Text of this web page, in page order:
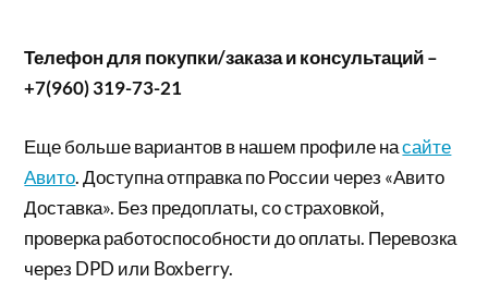
Телефон для покупки/заказа и консультаций –
+7(960) 319-73-21
Еще больше вариантов в нашем профиле насайте
Авито. Доступна отправка по России через «Авито
Доставка». Без предоплаты, со страховкой,
проверка работоспособности до оплаты. Перевозка
через DPD или Boxberry.